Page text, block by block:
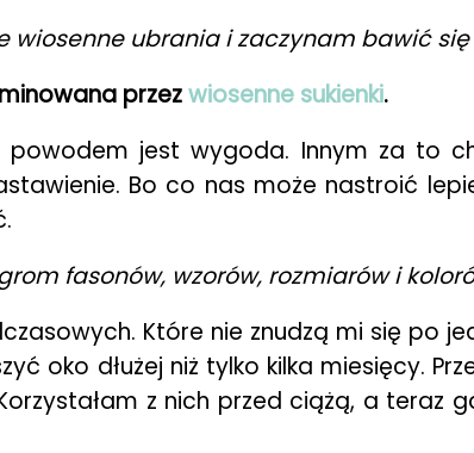
wiosenne ubrania i zaczynam bawić
przezwiosenne sukienki.
powodem jest wygoda. Innym za to
Bo co nas może nastroić
fasonów, wzorów, rozmiarów i
Które nie znudzą mi się po
oko dłużej niż tylko kilka miesięcy.
z nich przed ciążą, a teraz